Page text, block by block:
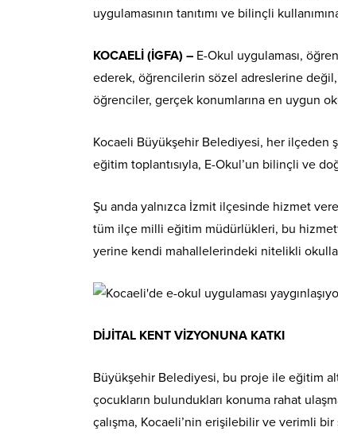
uygulamasının tanıtımı ve bilinçli
KOCAELİ (İGFA) – E-Okul uygulaması,
ederek, öğrencilerin sözel adreslerine değil,
öğrenciler, gerçek konumlarına en uygun
Kocaeli Büyükşehir Belediyesi, her ilçeden
eğitim toplantısıyla, E-Okul’un bilinçli ve
Şu anda yalnızca İzmit ilçesinde hizmet
tüm ilçe milli eğitim müdürlükleri, bu
yerine kendi mahallelerindeki nitelikli
DİJİTAL KENT VİZYONUNA KATKI
Büyükşehir Belediyesi, bu proje ile eğitim
çocukların bulundukları konuma rahat
çalışma, Kocaeli’nin erişilebilir ve verimli